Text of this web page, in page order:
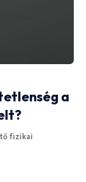
a
fizikai